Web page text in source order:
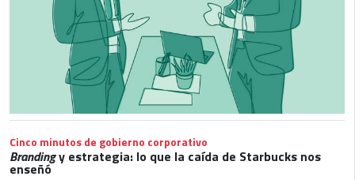
Cinco minutos de gobierno corporativo
Brandingy estrategia: lo que la caída de Starbucks nos
enseñó